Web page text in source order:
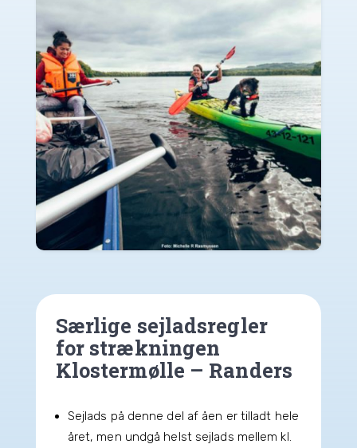
Særlige sejladsregler
for strækningen
Klostermølle – Randers
Sejlads på denne del af åen er tilladt hele
året, men undgå helst sejlads mellem kl.